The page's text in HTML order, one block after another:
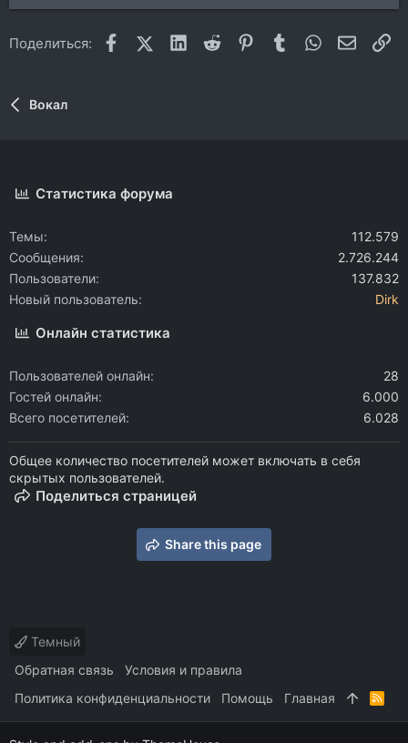
Поделиться: FacebookX (Twitter)
LinkedIn
Reddit Pinterest
Tumblr WhatsApp
Вокал
Статистика форума
Темы
112.579
Сообщения
2.726.244
Пользователи
137.832
Новый пользователь
Dirk
Онлайн статистика
Пользователей онлайн
28
Гостей онлайн
6.000
Всего посетителей
6.028
Общее количество посетителей может включать в себя
скрытых пользователей.
Поделиться страницей
Share this page
Темный
Обратная связь
Условия и правила
Политика конфиденциальности
Помощь Главная
R